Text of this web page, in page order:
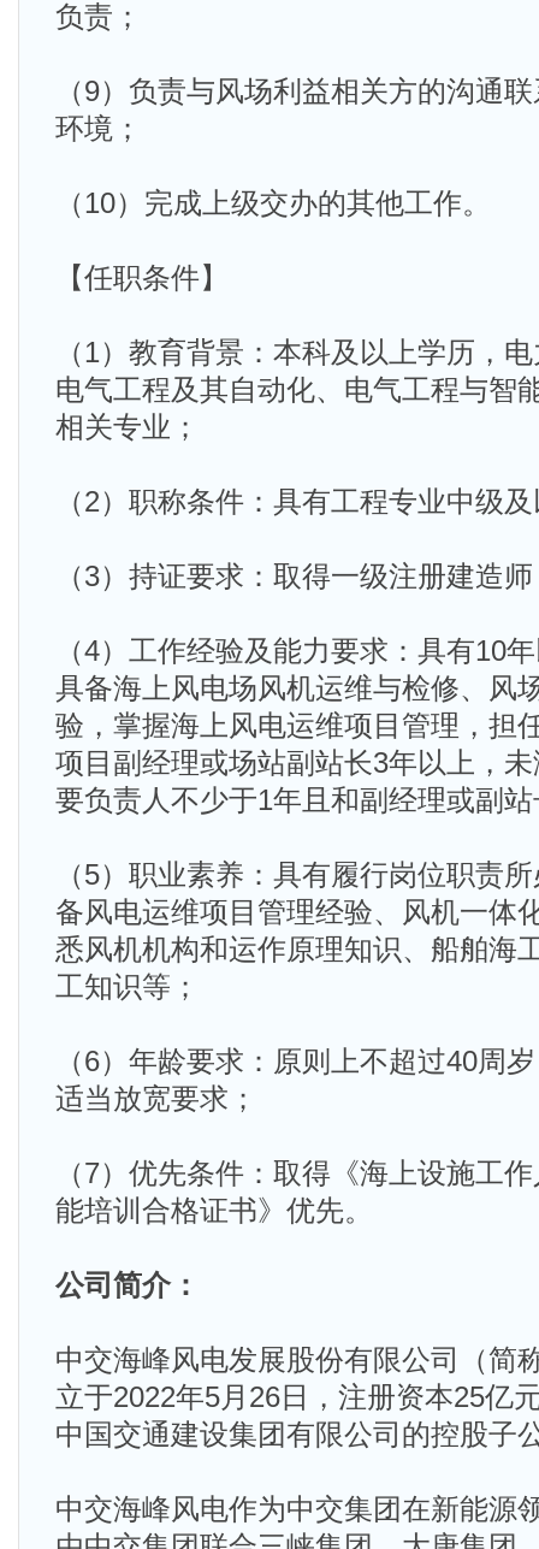
负责；
（9）负责与风场利益相关方的沟通
环境；
（10）完成上级交办的其他工作。
【任职条件】
（1）教育背景：本科及以上学历，
电气工程及其自动化、电气工程与智
相关专业；
（2）职称条件：具有工程专业中级
（3）持证要求：取得一级注册建造
（4）工作经验及能力要求：具有10
具备海上风电场风机运维与检修、风
验，掌握海上风电运维项目管理，担
项目副经理或场站副站长3年以上，
要负责人不少于1年且和副经理或副
（5）职业素养：具有履行岗位职责
备风电运维项目管理经验、风机一体
悉风机机构和运作原理知识、船舶海
工知识等；
（6）年龄要求：原则上不超过40周
适当放宽要求；
（7）优先条件：取得《海上设施工
能培训合格证书》优先。
公司简介：
中交海峰风电发展股份有限公司（简
立于2022年5月26日，注册资本25
中国交通建设集团有限公司的控股子
中交海峰风电作为中交集团在新能源